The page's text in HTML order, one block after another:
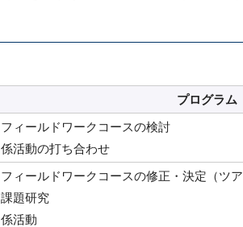
プログラム
フィールドワークコースの検討
係活動の打ち合わせ
フィールドワークコースの修正・決定（ツア
課題研究
係活動